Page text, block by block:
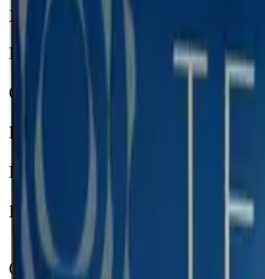
Характеристики
Бренд
Страна
Крепость
Капсула
Вкусы
Ментол
Описание